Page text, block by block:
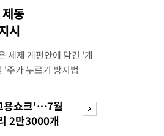
동
시
세제 개편안에 담긴 '개
주가 누르기 방지법
이 대통령은 이날 참모
방안 및 주가 누르기 방
에 대한 내용을 보고 받
개편안과
용쇼크'…7월
2만3000개